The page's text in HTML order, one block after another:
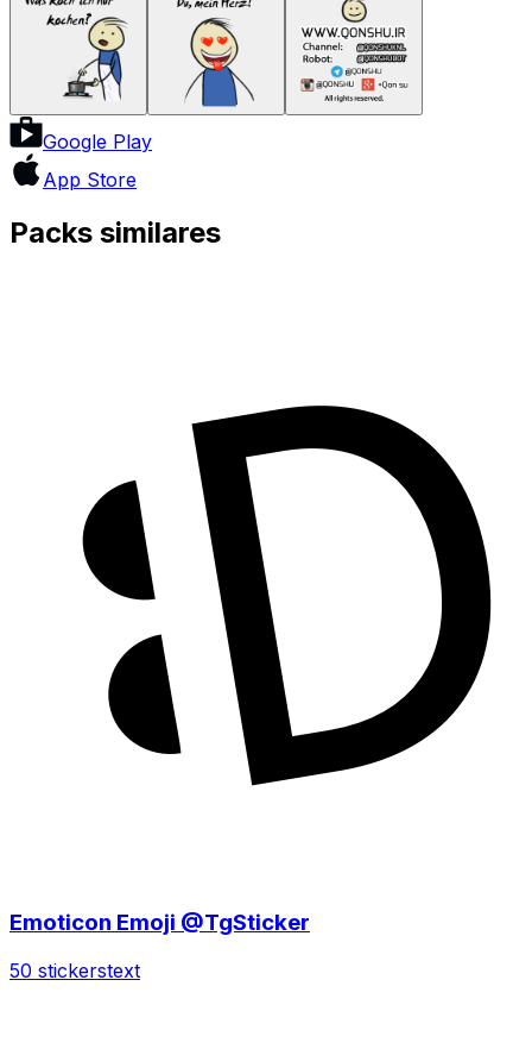
Google Play
App Store
Packs similares
Emoticon Emoji @TgSticker
50 stickerstext